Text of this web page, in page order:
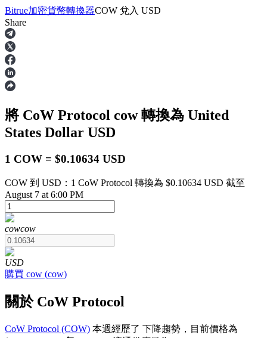
合約
USDT永續
多種以USDT結算的永續合約
Bitrue加密貨幣轉換器COW 兌入 USD
Share
將 CoW Protocol cow轉換為 United
States Dollar USD
1 COW = $0.10634 USD
COW 到 USD：1 CoW Protocol 轉換為 $0.10634 USD 截至
August 7 at 6:00 PM
cowcow
USD
購買 cow (cow)
關於 CoW Protocol
CoW Protocol (COW) 本週經歷了 下降趨勢，目前價格為